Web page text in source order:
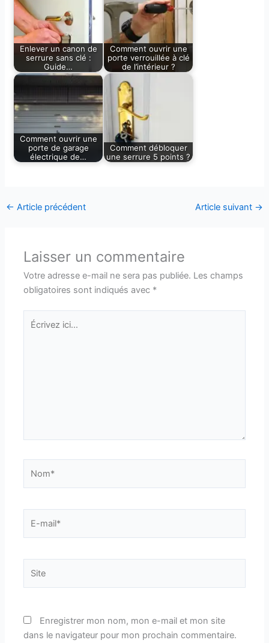
Enlever un canon de
serrure sans clé :
Guide…
Comment ouvrir une
porte verrouillée à clé
de l’intérieur ?
Comment ouvrir une
porte de garage
électrique de…
Comment débloquer
une serrure 5 points ?
← Article précédent Article suivant →
Laisser un commentaire
Votre adresse e-mail ne sera pas publiée. Les champs
obligatoires sont indiqués avec *
Écrivez
ici…
mail*
Enregistrer mon nom, mon e-mail et mon site
dans le navigateur pour mon prochain commentaire.